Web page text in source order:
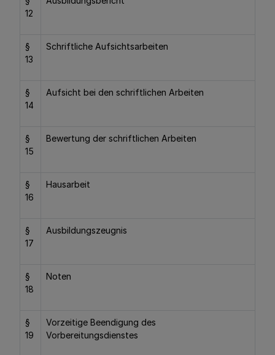
12
§
13
Schriftliche Aufsichtsarbeiten
§
14
Aufsicht bei den schriftlichen Arbeiten
§
15
Bewertung der schriftlichen Arbeiten
§
16
Hausarbeit
§
17
Ausbildungszeugnis
§
18
Noten
§
19
Vorzeitige Beendigung des
Vorbereitungsdienstes